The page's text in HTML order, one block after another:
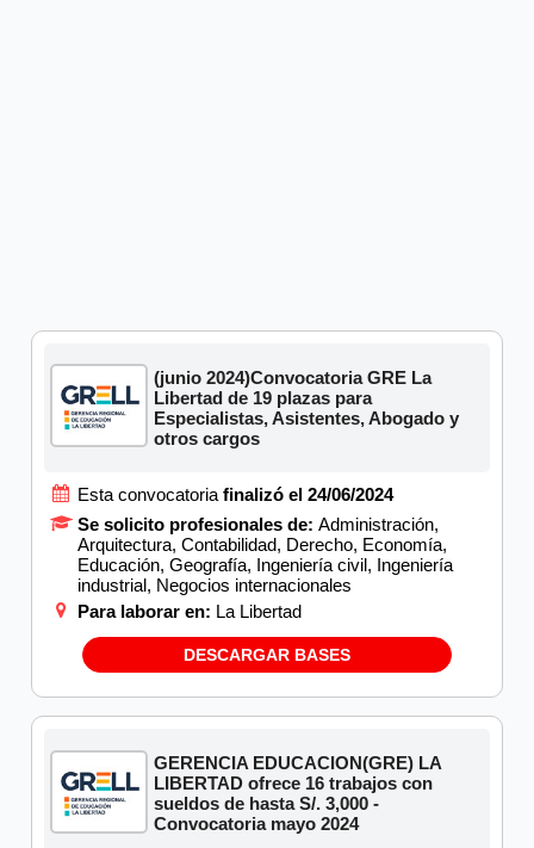
(junio 2024)Convocatoria GRE La
Libertad de 19 plazas para
Especialistas, Asistentes, Abogado y
otros cargos
Esta convocatoria finalizó el 24/06/2024
Se solicito profesionales de: Administración,
Arquitectura, Contabilidad, Derecho, Economía,
Educación, Geografía, Ingeniería civil, Ingeniería
industrial, Negocios internacionales
Para laborar en: La Libertad
DESCARGAR BASES
GERENCIA EDUCACION(GRE) LA
LIBERTAD ofrece 16 trabajos con
sueldos de hasta S/. 3,000 -
Convocatoria mayo 2024